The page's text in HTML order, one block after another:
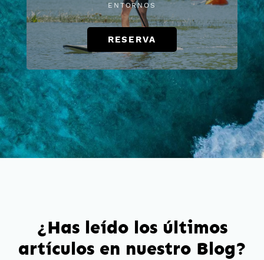
ENTORNOS
RESERVA
¿Has leído los últimos
artículos en nuestro Blog?